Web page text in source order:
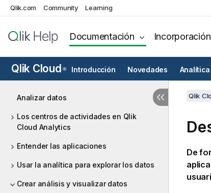
Qlik.com Community Learning
Documentación Incorporación
Qlik Cloud ® Introducción Novedades Analítica
Analizar datos
Los centros de actividades en Qlik
Cloud Analytics
Entender las aplicaciones
Usar la analítica para explorar los datos
Crear análisis y visualizar datos
Qlik
De